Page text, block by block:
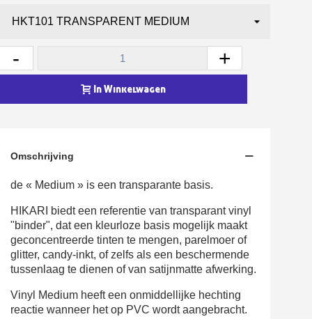
Levering binnen 48-72 uur in Nederland
Je online offerte in minder dan 1 minuut
Deel je creaties en ontvang shopping vouchers
Verzamel loyaliteitspunten bij elke bestelling
Schrijf je in voor de nieuwsbrief: €5 korting
- +
In Winkelwagen
Omschrijving
de « Medium » is een transparante basis.
HIKARI biedt een referentie van transparant vinyl
"binder", dat een kleurloze basis mogelijk maakt
geconcentreerde tinten te mengen, parelmoer of
glitter, candy-inkt, of zelfs als een beschermende
tussenlaag te dienen of van satijnmatte afwerking.
Vinyl Medium heeft een onmiddellijke hechting
reactie wanneer het op PVC wordt aangebracht.